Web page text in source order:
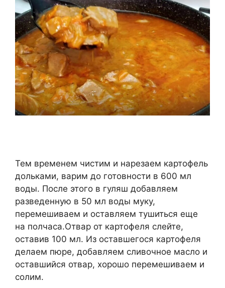
Тем временем чистим и нарезаем картофель
дольками, варим до готовности в 600 мл
воды. После этого в гуляш добавляем
разведенную в 50 мл воды муку,
перемешиваем и оставляем тушиться еще
на полчаса.Отвар от картофеля слейте,
оставив 100 мл. Из оставшегося картофеля
делаем пюре, добавляем сливочное масло и
оставшийся отвар, хорошо перемешиваем и
солим.